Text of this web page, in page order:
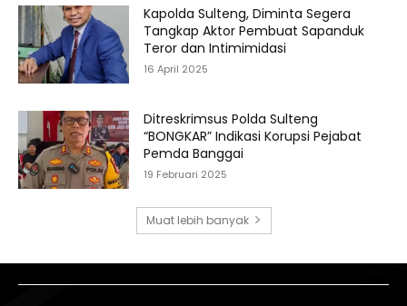
Kapolda Sulteng, Diminta Segera
Tangkap Aktor Pembuat Sapanduk
Teror dan Intimimidasi
16 April 2025
Ditreskrimsus Polda Sulteng
“BONGKAR” Indikasi Korupsi Pejabat
Pemda Banggai
19 Februari 2025
Muat lebih banyak